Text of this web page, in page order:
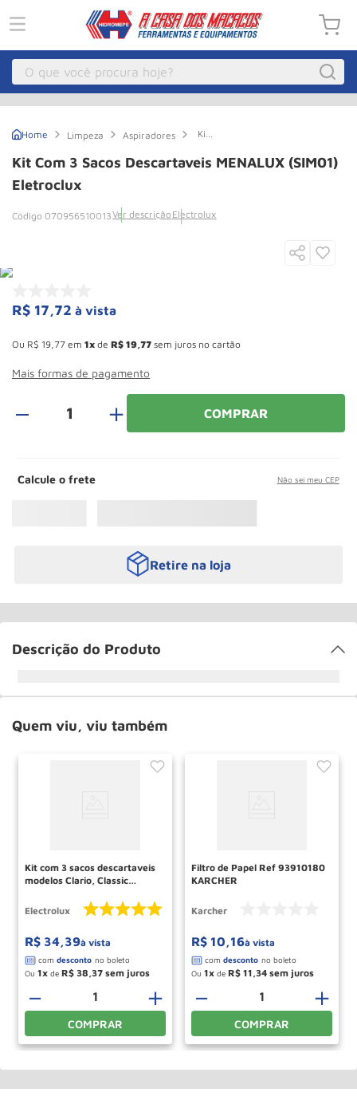
O que você procura hoje?
Limpeza Aspiradores
Kit
3
sacos
Eletroclux
Kit Com 3 Sacos Descartaveis MENALUX (SIM01)
Eletroclux
070956510013Ver descrição Electrolux
R$ 17,72 à vista
Ou R$ 19 77 em 1 de R$ 19 77 sem juros no cartão
Mais formas de pagamento
＋ COMPRAR
Calcule o frete Não sei meu CEP
Retire na loja
Descrição do Produto
Quem viu, viu também
Kit com 3 sacos descartaveis
modelos Clario, Classic
Ultrasilencer, Ultraone,
Equipt e Powerforce (SBECL)
Electrolux
R$ 34,39à vista
Ou 1 de R$ 38,37
＋
－
COMPRAR
Filtro de Papel Ref 93910180
KARCHER
Karcher
R$ 10,16à vista
Ou 1 de R$ 11,34
＋
－
COMPRAR
Guincho Eletrico
3 Macaco Hidraulico
8 Talha
9º Paleteira
10 º Rodizio